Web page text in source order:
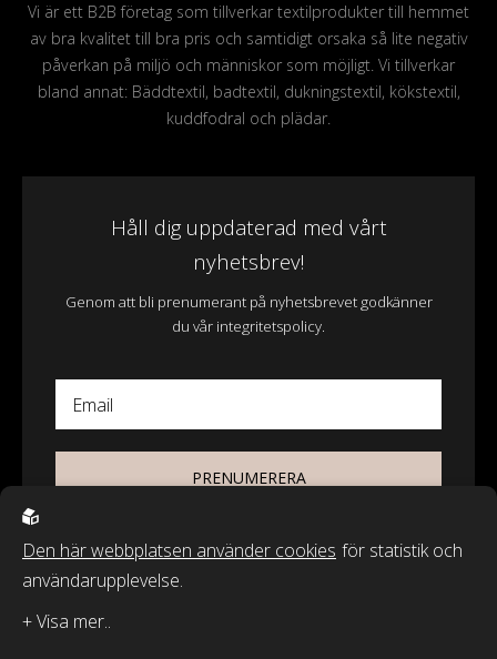
Vi är ett B2B företag som tillverkar textilprodukter till hemmet
av bra kvalitet till bra pris och samtidigt orsaka så lite negativ
påverkan på miljö och människor som möjligt. Vi tillverkar
bland annat: Bäddtextil, badtextil, dukningstextil, kökstextil,
kuddfodral och plädar.
Håll dig uppdaterad med vårt
nyhetsbrev!
Genom att bli prenumerant på nyhetsbrevet godkänner
du vår integritetspolicy.
Email
PRENUMERERA
Den här webbplatsen använder cookies för statistik och
användarupplevelse.